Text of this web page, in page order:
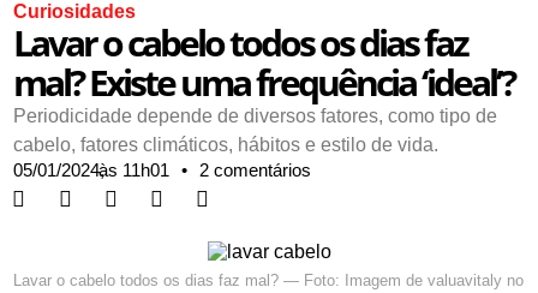
Curiosidades
Lavar o cabelo todos os dias faz
mal? Existe uma frequência ‘ideal’?
Periodicidade depende de diversos fatores, como tipo de
cabelo, fatores climáticos, hábitos e estilo de vida.
05/01/2024,às 11h01 • 2 comentários
Lavar o cabelo todos os dias faz mal? — Foto: Imagem de valuavitaly no